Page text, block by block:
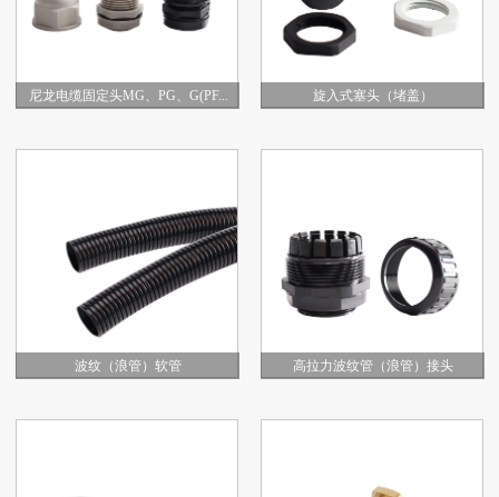
尼龙电缆固定头MG、PG、G(PF... 旋入式塞头（堵盖）
波纹（浪管）软管 高拉力波纹管（浪管）接头